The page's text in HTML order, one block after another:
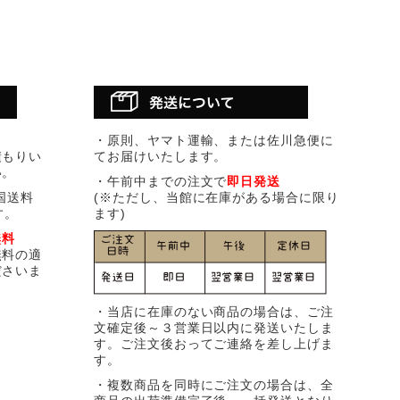
りい
送料
の適
いま
・原則、ヤマト運輸、または佐川急便に
てお届けいたします。
・午前中までの注文で即日発送
(※ただし、当館に在庫がある場合に限り
ます)
・当店に在庫のない商品の場合は、ご注
文確定後～３営業日以内に発送いたしま
す。ご注文後おってご連絡を差し上げま
す。
・複数商品を同時にご注文の場合は、全